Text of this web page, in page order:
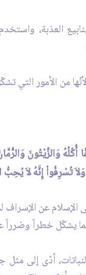
العذبة،
من الأمور التي
وَالزَّيْتُونَ
تُسْرِفُواْ إِنَّهُ لاَ
عن الإسراف
يشكّل خطراً وضرراً
أدّى إلى مثل